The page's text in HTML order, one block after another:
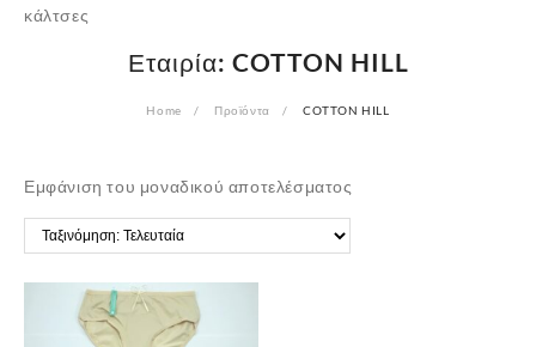
κάλτσες
Εταιρία: COTTON HILL
Home Προϊόντα COTTON HILL
Εμφάνιση του μοναδικού αποτελέσματος